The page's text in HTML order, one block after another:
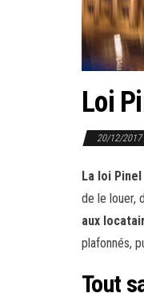
Loi
20/12/2017
La loi Pinel
de le louer,
aux
plafonnés,
Tout